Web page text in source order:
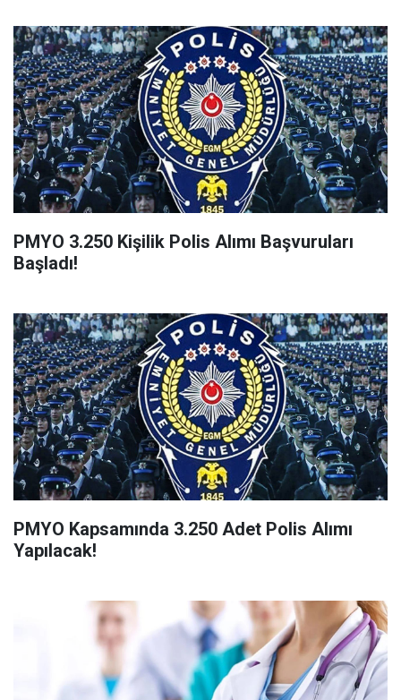
PMYO 3.250 Kişilik Polis Alımı Başvuruları
Başladı!
PMYO Kapsamında 3.250 Adet Polis Alımı
Yapılacak!